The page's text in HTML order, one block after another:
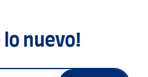
lo nuevo!